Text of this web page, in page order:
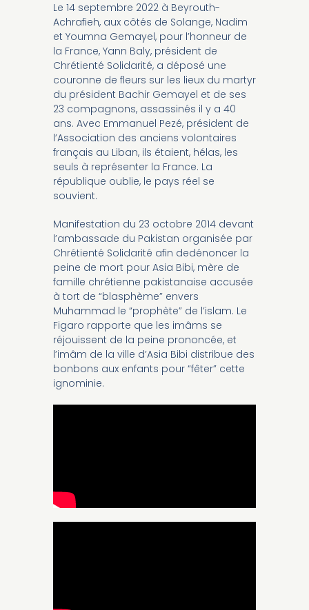
Le 14 septembre 2022 à Beyrouth-
Achrafieh, aux côtés de Solange, Nadim
et Youmna Gemayel, pour l’honneur de
la France, Yann Baly, président de
Chrétienté Solidarité, a déposé une
couronne de fleurs sur les lieux du martyr
du président Bachir Gemayel et de ses
23 compagnons, assassinés il y a 40
ans. Avec Emmanuel Pezé, président de
l’Association des anciens volontaires
français au Liban, ils étaient, hélas, les
seuls à représenter la France. La
république oublie, le pays réel se
souvient.
Manifestation du 23 octobre 2014 devant
l’ambassade du Pakistan organisée par
Chrétienté Solidarité afin dedénoncer la
peine de mort pour Asia Bibi, mère de
famille chrétienne pakistanaise accusée
à tort de “blasphème” envers
Muhammad le “prophète” de l’islam. Le
Figaro rapporte que les imâms se
réjouissent de la peine prononcée, et
l’imâm de la ville d’Asia Bibi distribue des
bonbons aux enfants pour “fêter” cette
ignominie.